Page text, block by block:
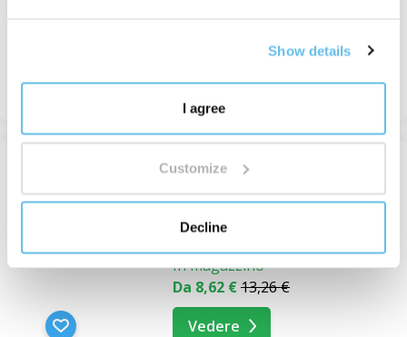
Show details
I agree
Customize
Decline
12,37 €
Vedere
Cacao cerimoniale Spirit, BIO
RAW
Cacao Cerimoniale
In magazzino
Da 8,62 €13,26 €
Vedere